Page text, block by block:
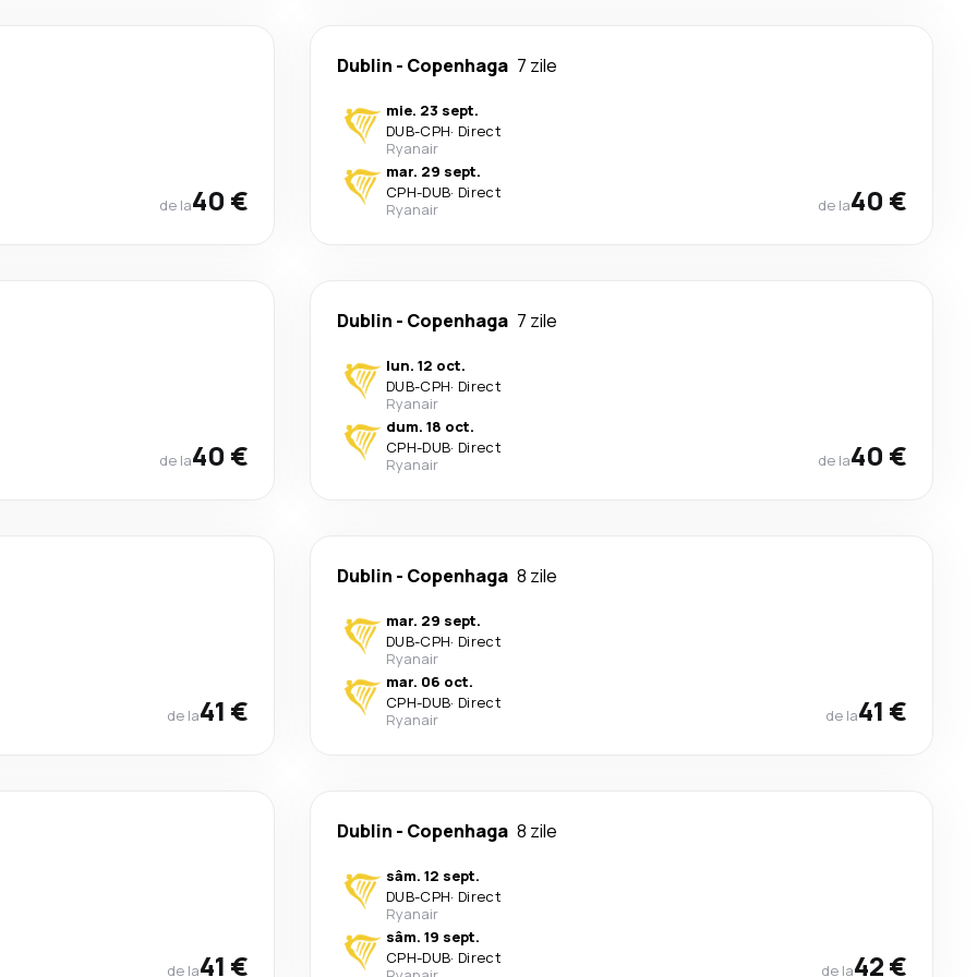
de la40 €
Dublin - Copenhaga 7 zile
mie. 23 sept.
DUB-CPH· Direct
Ryanair
mar. 29 sept.
CPH-DUB· Direct
Ryanair
de la40 €
de la40 €
Dublin - Copenhaga 7 zile
lun. 12 oct.
DUB-CPH· Direct
Ryanair
dum. 18 oct.
CPH-DUB· Direct
Ryanair
de la40 €
de la41 €
Dublin - Copenhaga 8 zile
mar. 29 sept.
DUB-CPH· Direct
Ryanair
mar. 06 oct.
CPH-DUB· Direct
Ryanair
de la41 €
de la41 €
Dublin - Copenhaga 8 zile
sâm. 12 sept.
DUB-CPH· Direct
Ryanair
sâm. 19 sept.
CPH-DUB· Direct
de la42 €